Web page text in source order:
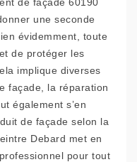
une seconde
évidemment, toute
de protéger les
implique diverses
façade, la réparation
également s’en
de façade selon la
Debard met en
pour tout